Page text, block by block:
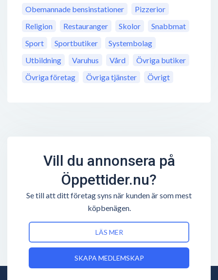
Obemannade bensinstationer
Pizzerior
Religion
Restauranger Skolor
Snabbmat
Sport
Sportbutiker
Systembolag
Utbildning
Varuhus Vård
Övriga butiker
Övriga företag
Övriga tjänster Övrigt
Vill du annonsera på
Öppettider.nu?
Se till att ditt företag syns när kunden är som mest
köpbenägen.
LÄS MER
SKAPA MEDLEMSKAP